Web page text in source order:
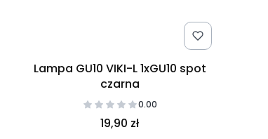
Lampa GU10 VIKI-L 1xGU10 spot
czarna
0.00
19,90 zł